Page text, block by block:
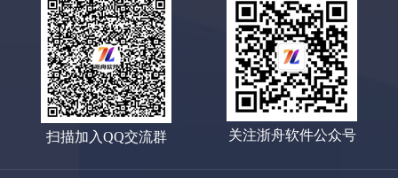
扫描加入QQ交流群 关注浙舟软件公众号